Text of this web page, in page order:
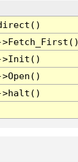
>Init()
>halt()